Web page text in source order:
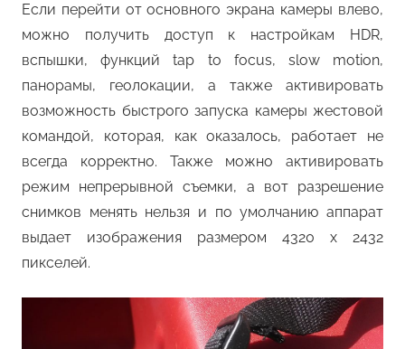
Если перейти от основного экрана камеры влево,
можно получить доступ к настройкам HDR,
вспышки, функций tap to focus, slow motion,
панорамы, геолокации, а также активировать
возможность быстрого запуска камеры жестовой
командой, которая, как оказалось, работает не
всегда корректно. Также можно активировать
режим непрерывной съемки, а вот разрешение
снимков менять нельзя и по умолчанию аппарат
выдает изображения размером 4320 x 2432
пикселей.